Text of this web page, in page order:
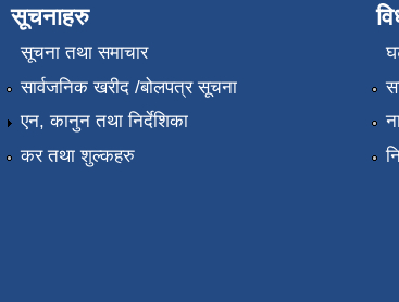
सूचनाहरु
सूचना तथा समाचार
सार्वजनिक खरीद /बोलपत्र सूचना
एन, कानुन तथा निर्देशिका
कर तथा शुल्कहरु